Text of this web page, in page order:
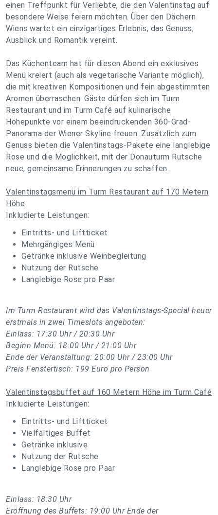
einen Treffpunkt für Verliebte, die den Valentinstag auf
besondere Weise feiern möchten. Über den Dächern
Wiens wartet ein einzigartiges Erlebnis, das Genuss,
Ausblick und Romantik vereint.
Das Küchenteam hat für diesen Abend ein exklusives
Menü kreiert (auch als vegetarische Variante möglich),
die mit kreativen Kompositionen und fein abgestimmten
Aromen überraschen. Gäste dürfen sich im Turm
Restaurant und im Turm Café auf kulinarische
Höhepunkte vor einem beeindruckenden 360-Grad-
Panorama der Wiener Skyline freuen. Zusätzlich zum
Genuss bieten die Valentinstags-Pakete eine langlebige
Rose und die Möglichkeit, mit der Donauturm Rutsche
neue, gemeinsame Erinnerungen zu schaffen.
Valentinstagsmenü im Turm Restaurant auf 170 Metern
Höhe
Inkludierte Leistungen:
Eintritts- und Liftticket
Mehrgängiges Menü
Getränke inklusive Weinbegleitung
Nutzung der Rutsche
Langlebige Rose pro Paar
Im Turm Restaurant wird das Valentinstags-Special heuer
erstmals in zwei Timeslots angeboten:
Einlass: 17:30 Uhr / 20:30 Uhr
Beginn Menü: 18:00 Uhr / 21:00 Uhr
Ende der Veranstaltung: 20:00 Uhr / 23:00 Uhr
Preis Fenstertisch: 199 Euro pro Person
Valentinstagsbuffet auf 160 Metern Höhe im Turm Café
Inkludierte Leistungen:
Eintritts- und Liftticket
Vielfältiges Buffet
Getränke inklusive
Nutzung der Rutsche
Langlebige Rose pro Paar
Einlass: 18:30 Uhr
Eröffnung des Buffets: 19:00 Uhr Ende der